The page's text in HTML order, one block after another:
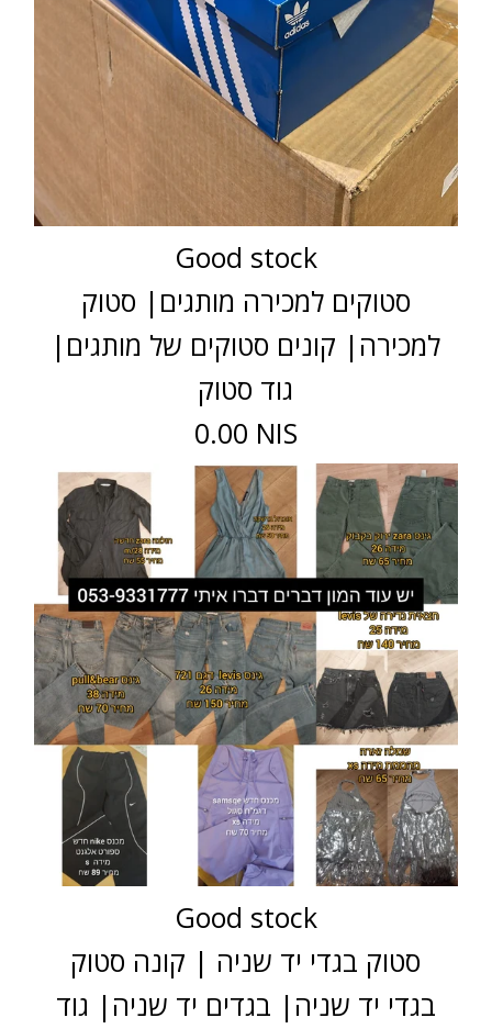
Good stock
סטוקים למכירה מותגים| סטוק
למכירה| קונים סטוקים של מותגים|
גוד סטוק
0.00 NIS
Good stock
סטוק בגדי יד שניה | קונה סטוק
בגדי יד שניה| בגדים יד שניה| גוד